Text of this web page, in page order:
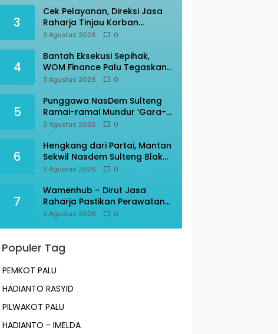
3
Cek Pelayanan, Direksi Jasa
Raharja Tinjau Korban
Kebakaran KM Mutiara
3 Agustus 2026 0
4
Bantah Eksekusi Sepihak,
WOM Finance Palu Tegaskan
Sesuai Prosedur
3 Agustus 2026 0
5
Punggawa NasDem Sulteng
Ramai-ramai Mundur ‘Gara-
gara’ AAC
3 Agustus 2026 0
6
Hengkang dari Partai, Mantan
Sekwil Nasdem Sulteng Blak-
blakan
3 Agustus 2026 0
7
Wamenhub – Dirut Jasa
Raharja Pastikan Perawatan
Korban KM Mutiara Sentosa
3 Agustus 2026 0
Populer Tag
PEMKOT PALU
HADIANTO RASYID
PILWAKOT PALU
HADIANTO - IMELDA